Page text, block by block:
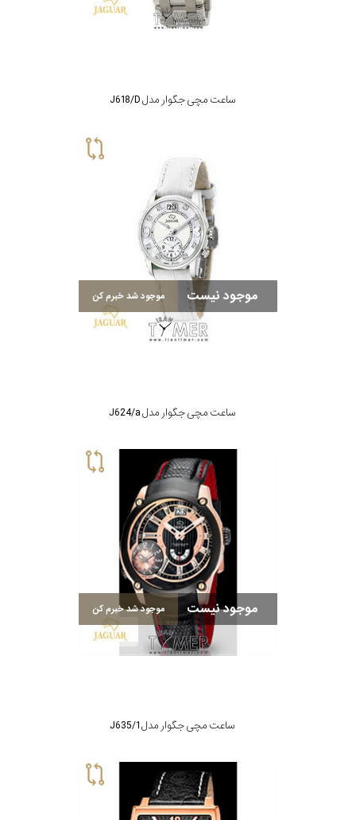
ساعت مچی جگوار مدل J618/D
موجود نیست موجود شد خبرم کن
ساعت مچی جگوار مدل J624/a
موجود نیست موجود شد خبرم کن
ساعت مچی جگوار مدل J635/1